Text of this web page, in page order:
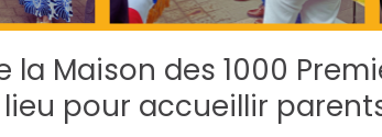
la Maison des 1000
pour accueillir